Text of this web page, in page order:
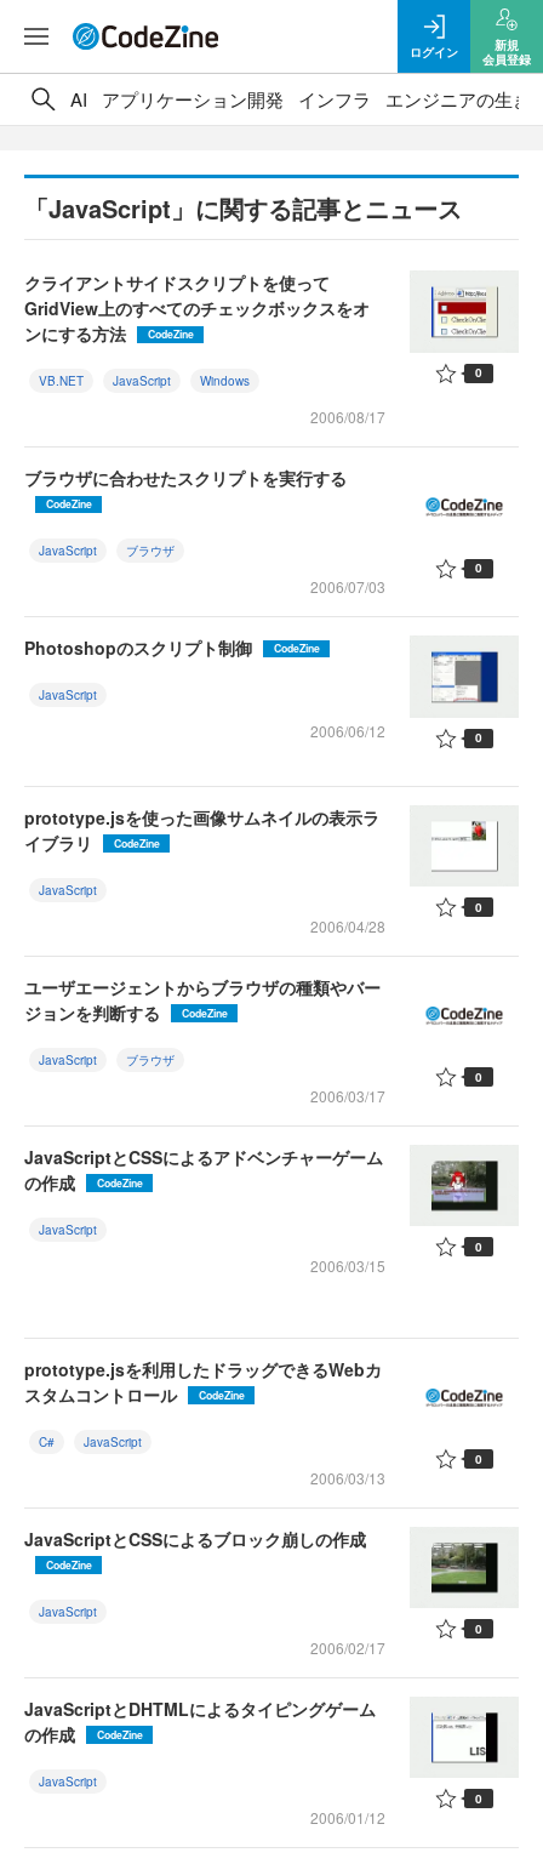
ログイン
新規
会員登録
AI アプリケーション開発 インフラ エンジニアの生き
「JavaScript」に関する記事とニュース
クライアントサイドスクリプトを使って
GridView上のすべてのチェックボックスをオ
ンにする方法
CodeZine
VB.NET JavaScript Windows
2006/08/17
0
ブラウザに合わせたスクリプトを実行する
CodeZine
JavaScript ブラウザ
2006/07/03
0
Photoshopのスクリプト制御 CodeZine
JavaScript
2006/06/12 0
prototype.jsを使った画像サムネイルの表示ラ
イブラリ
CodeZine
JavaScript
2006/04/28
0
ユーザエージェントからブラウザの種類やバー
ジョンを判断する
CodeZine
JavaScript ブラウザ
2006/03/17
0
JavaScriptとCSSによるアドベンチャーゲーム
の作成
CodeZine
JavaScript
2006/03/15
0
prototype.jsを利用したドラッグできるWebカ
スタムコントロール
CodeZine
C# JavaScript
2006/03/13
0
JavaScriptとCSSによるブロック崩しの作成
CodeZine
JavaScript
2006/02/17
0
JavaScriptとDHTMLによるタイピングゲーム
の作成
CodeZine
JavaScript
2006/01/12
0